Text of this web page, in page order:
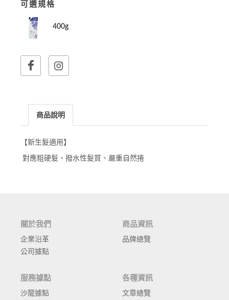
可選規格
400g
商品說明
【新生髮適用】
對應粗硬髮 、 撥水性髮質、 嚴重自然捲
關於我們
企業沿革
公司據點
商品資訊
品牌總覽
服務據點
沙龍據點
各種資訊
文章總覽